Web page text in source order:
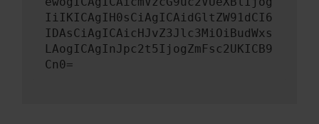
IiIKICAgIH0sCiAgICAidGltZW91dCI6
IDAsCiAgICAicHJvZ3Jlc3MiOiBudWxs
LAogICAgInJpc2t5IjogZmFsc2UKICB9
Cn0=